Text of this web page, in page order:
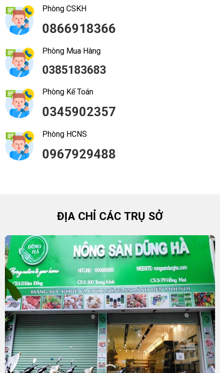
Phòng CSKH
0866918366
Phòng Mua Hàng
0385183683
Phòng Kế Toán
0345902357
Phòng HCNS
0967929488
ĐỊA CHỈ CÁC TRỤ SỞ